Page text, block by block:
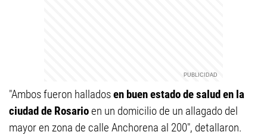
"Ambos fueron halladosen buen estado de salud en la
ciudad de Rosarioen un domicilio de un allagado del
mayor en zona de calle Anchorena al 200", detallaron.